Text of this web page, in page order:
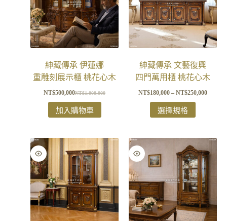
紳藏傳承 伊蓮娜
重雕刻展示櫃 桃花心木
NT$1,000,000
NT$500,000
加入購物車
紳藏傳承 文藝復興
四門萬用櫃 桃花心木
NT$180,000 – NT$250,000
選擇規格